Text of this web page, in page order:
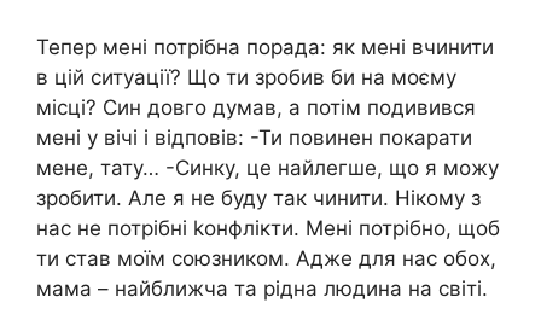
Тепер мені потрібна порада: як мені вчинити
в цій ситуації? Що ти зробив би на моєму
місці? Син довго думав, а потім подивився
мені у вічі і відповів: -Ти повинен покарати
мене, тату… -Синку, це найлегше, що я можу
зробити. Але я не буду так чинити. Нікому з
нас не потрібні kонфлікти. Мені потрібно, щоб
ти став моїм союзником. Адже для нас обох,
мама – найближча та рідна людина на світі.